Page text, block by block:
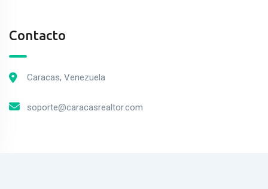
Contacto
Caracas, Venezuela
soporte@caracasrealtor.com